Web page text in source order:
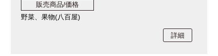
販売商品/価格
野菜、果物(八百屋)
詳細